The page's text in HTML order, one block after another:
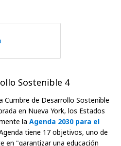
Sostenible 4
Cumbre de Desarrollo Sostenible
en Nueva York, los Estados
la Agenda 2030 para el
tiene 17 objetivos, uno de
en "garantizar una educación